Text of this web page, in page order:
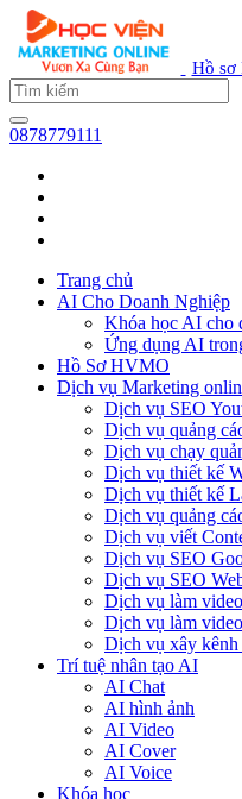
Hồ sơ
0878779111
Trang chủ
AI Cho Doanh Nghiệp
Khóa học AI cho
Ứng dụng AI
Hồ Sơ HVMO
Dịch vụ Marketing
Dịch vụ SEO
Dịch vụ quảng
Dịch vụ chạy
Dịch vụ thiết kế
Dịch vụ thiết kế
Dịch vụ quảng
Dịch vụ viết
Dịch vụ SEO
Dịch vụ SEO
Dịch vụ làm video
Dịch vụ làm
Dịch vụ xây
Trí tuệ nhân tạo AI
AI Chat
AI hình ảnh
AI Video
AI Cover
AI Voice
Khóa học